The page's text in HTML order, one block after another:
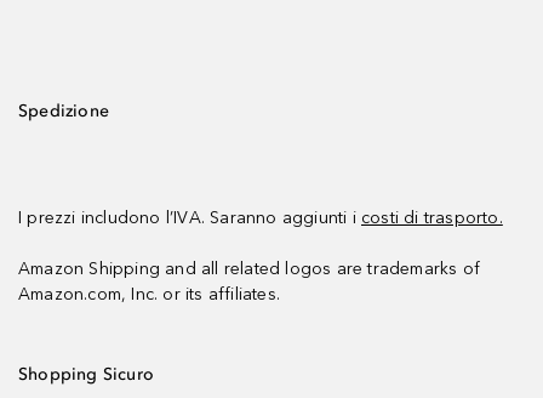
Spedizione
I prezzi includono l’IVA. Saranno aggiunti i costi di trasporto.
Amazon Shipping and all related logos are trademarks of
Amazon.com, Inc. or its affiliates.
Shopping Sicuro